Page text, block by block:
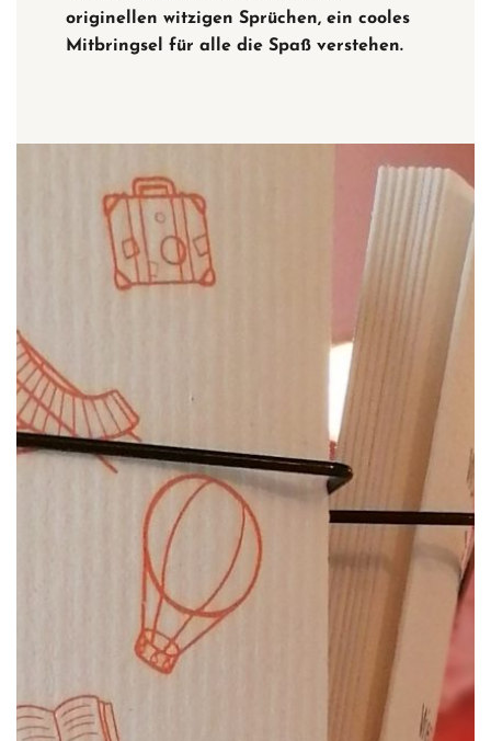
originellen witzigen Sprüchen, ein cooles
Mitbringsel für alle die Spaß verstehen.